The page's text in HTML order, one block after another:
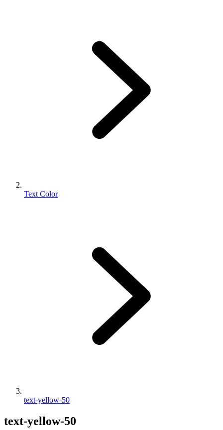
Text Color
text-yellow-50
text-yellow-50